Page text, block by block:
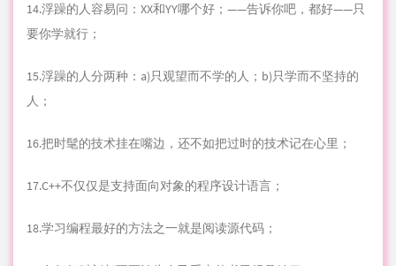
14.浮躁的人容易问：XX和YY哪个好；——告诉你吧，都好——只
要你学就行；
15.浮躁的人分两种：a)只观望而不学的人；b)只学而不坚持的
人；
16.把时髦的技术挂在嘴边，还不如把过时的技术记在心里；
17.C++不仅仅是支持面向对象的程序设计语言；
18.学习编程最好的方法之一就是阅读源代码 ；